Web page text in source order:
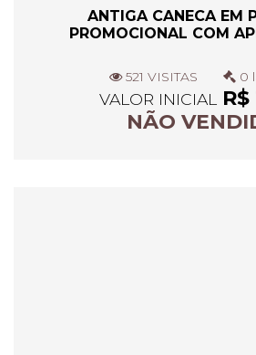
ANTIGA CANECA EM
PROMOCIONAL COM
521 VISITAS 0
VALOR INICIAL R$
NÃO